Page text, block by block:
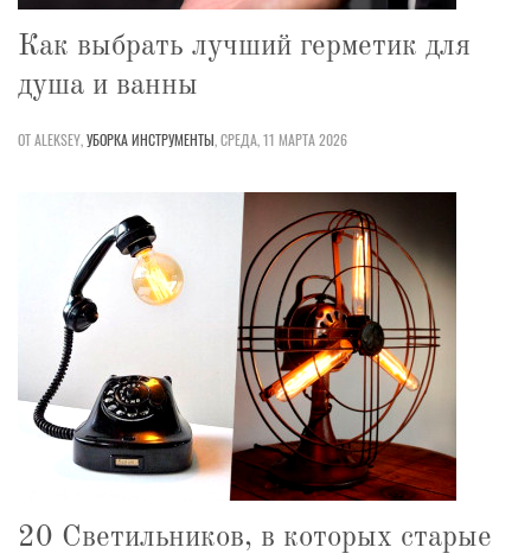
Как выбрать лучший герметик для
душа и ванны
ОТ ALEKSEY,УБОРКАИНСТРУМЕНТЫ,СРЕДА, 11 МАРТА 2026
20 Светильников, в которых старые